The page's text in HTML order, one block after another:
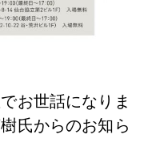
お世話になりま
氏からのお知ら